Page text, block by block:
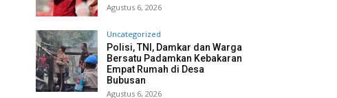
Agustus 6, 2026
Uncategorized
Polisi, TNI, Damkar dan Warga
Bersatu Padamkan Kebakaran
Empat Rumah di Desa
Bubusan
Agustus 6, 2026